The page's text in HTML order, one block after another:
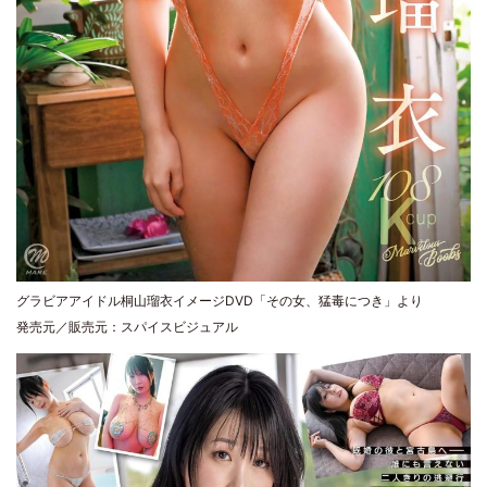
グラビアアイドル桐山瑠衣イメージDVD「その女、猛毒につき」より
発売元／販売元：スパイスビジュアル